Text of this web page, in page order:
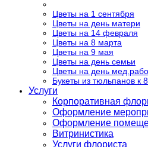
Цветы на 1 сентября
Цветы на день матери
Цветы на 14 февраля
Цветы на 8 марта
Цветы на 9 мая
Цветы на день семьи
Цветы на день
Букеты из тюльпанов к
Услуги
Корпоративная
Оформление
Оформление
Витринистика
Услуги флориста